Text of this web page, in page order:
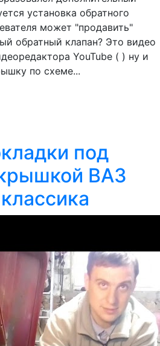
установка обратного
может "продавить"
обратный клапан? Это видео
YouTube ( ) ну и
по схеме...
под
ВАЗ